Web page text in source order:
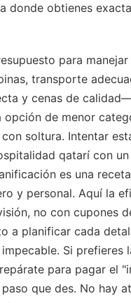
donde obtienes
para
transporte
y cenas de
opción de menor
soltura. Intentar
qatarí con
es una
y personal. Aquí la
no con cupones
a planificar cada
Si prefieres
para pagar el
que des. No hay